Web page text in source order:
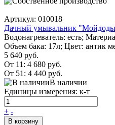
Артикул: 010018
Дачный умывальник
Водонагреватель: есть;
Объем бака: 17л; Цвет: антик
5 640 руб.
От 11: 4 680 руб.
От 51: 4 440 руб.
В наличии
Единицы измерения: к-т
+ -
В корзину